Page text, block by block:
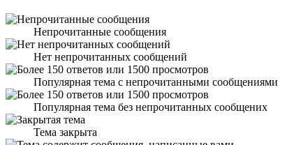
Непрочитанные сообщения
Нет непрочитанных сообщений
Популярная тема с непрочитанными сообщениями
Популярная тема без непрочитанных сообщених
Тема закрыта